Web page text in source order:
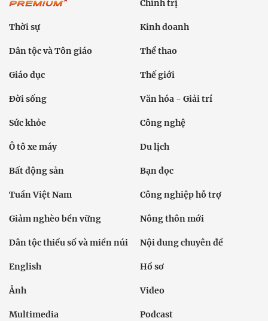
Chính trị
Thời sự Kinh doanh
Dân tộc và Tôn giáo Thể thao
Giáo dục Thế giới
Đời sống Văn hóa - Giải trí
Sức khỏe Công nghệ
Ô tô xe máy Du lịch
Bất động sản Bạn đọc
Tuần Việt Nam Công nghiệp hỗ trợ
Giảm nghèo bền vững Nông thôn mới
Dân tộc thiểu số và miền núi Nội dung chuyên đề
English Hồ sơ
Ảnh Video
Multimedia Podcast